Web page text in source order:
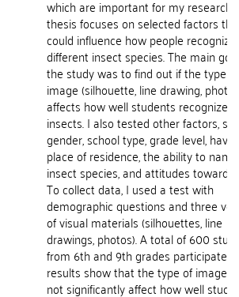
which are important for my research.
thesis focuses on selected factors
could influence how people recognize
different insect species. The main
the study was to find out if the type of
image (silhouette, line drawing, photo)
affects how well students recognize
insects. I also tested other factors,
gender, school type, grade level,
place of residence, the ability to
insect species, and attitudes toward
To collect data, I used a test with
demographic questions and three
of visual materials (silhouettes, line
drawings, photos). A total of 600
from 6th and 9th grades participated.
results show that the type of image
not significantly affect how well